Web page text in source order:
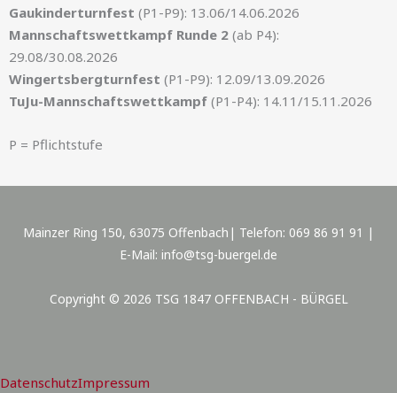
Gaukinderturnfest (P1-P9): 13.06/14.06.2026
Mannschaftswettkampf Runde 2 (ab P4):
29.08/30.08.2026
Wingertsbergturnfest (P1-P9): 12.09/13.09.2026
TuJu-Mannschaftswettkampf (P1-P4): 14.11/15.11.2026
P = Pflichtstufe
Mainzer Ring 150, 63075 Offenbach| Telefon: 069 86 91 91 |
E-Mail: info@tsg-buergel.de
Copyright © 2026 TSG 1847 OFFENBACH - BÜRGEL
DatenschutzImpressum